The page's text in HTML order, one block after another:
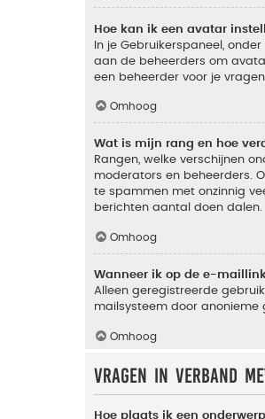
Hoe kan ik een avatar
In je Gebruikerspaneel,
aan de beheerders om
een beheerder voor je vragen
Omhoog
Wat is mijn rang en hoe
Rangen, welke verschijnen
moderators en beheerders.
te spammen met onzinnig
berichten aantal doen dalen.
Omhoog
Wanneer ik op de e-
Alleen geregistreerde
mailsysteem door anonieme
Omhoog
Vragen in verband
Hoe plaats ik een